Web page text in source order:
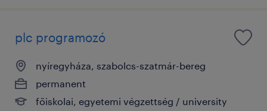
plc programozó
nyíregyháza, szabolcs-szatmár-bereg
permanent
főiskolai, egyetemi végzettség / university